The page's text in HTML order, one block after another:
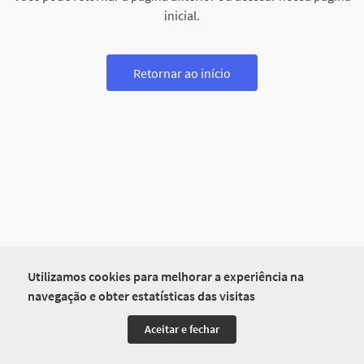
Utilizamos cookies para melhorar a experiência na
navegação e obter estatísticas das visitas
Aceitar e fechar
inicial.
Retornar ao início